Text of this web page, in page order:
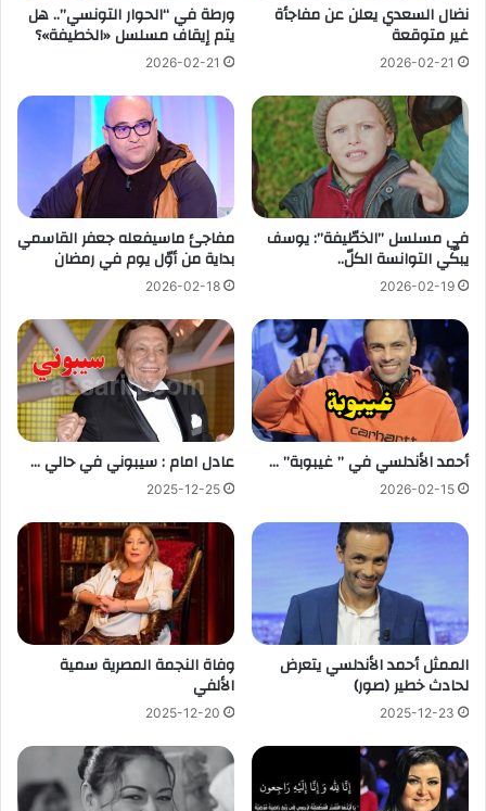
نضال السعدي يعلن عن مفاجأة
غير متوقعة
2026-02-21
ورطة في “الحوار التونسي”.. هل
يتم إيقاف مسلسل «الخطيفة»؟
2026-02-21
في مسلسل ”الخطّيفة”: يوسف
يبكّي التوانسة الكلّ..
2026-02-19
مفاجئ ماسيفعله جعفر القاسمي
بداية من أوّل يوم في رمضان
2026-02-18
أحمد الأندلسي في ” غيبوبة” …
2026-02-15
عادل امام : سيبوني في حالي …
2025-12-25
الممثل أحمد الأندلسي يتعرض
لحادث خطير (صور)
2025-12-23
وفاة النجمة المصرية سمية
الألفي
2025-12-20